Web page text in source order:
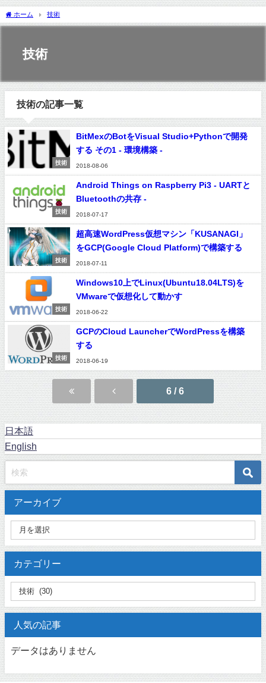
ホーム 技術
技術
技術の記事一覧
技術
BitMexのBotをVisual Studio+Pythonで開発
する その1 - 環境構築 -
2018-08-06
技術
Android Things on Raspberry Pi3 - UARTと
Bluetoothの共存 -
2018-07-17
技術
超高速WordPress仮想マシン「KUSANAGI」
をGCP(Google Cloud Platform)で構築する
2018-07-11
技術
Windows10上でLinux(Ubuntu18.04LTS)を
VMwareで仮想化して動かす
2018-06-22
技術
GCPのCloud LauncherでWordPressを構築
する
2018-06-19
6 / 6
日本語
English
アーカイブ
カテゴリー
人気の記事
データはありません